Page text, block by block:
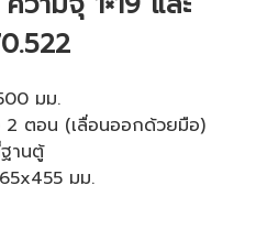
มม.
2 ตอน (เลื่อนออกด้วยมือ)
านตู้
มม.